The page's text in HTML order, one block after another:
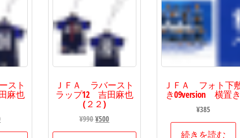
リ
エ
シ
スト
麻也
現
在
ＪＦＡ ラバースト
ラップ12 吉田麻也
(２２)
¥990元
の
¥500現
在
ＪＦＡ フォト下
き09version 横置き
¥385
続きを読む